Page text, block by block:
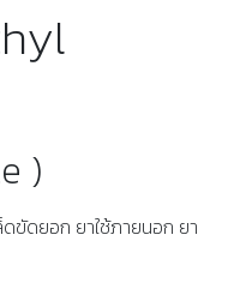
)
ดขัดยอก ยาใช้ภายนอก ยา